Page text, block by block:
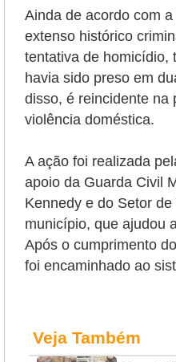
Ainda de acordo com
extenso histórico
tentativa de homicídio,
havia sido preso em
disso, é reincidente na
violência doméstica.
A ação foi realizada
apoio da Guarda Civil
Kennedy e do Setor
município, que ajudou
Após o cumprimento
foi encaminhado ao
Veja Também